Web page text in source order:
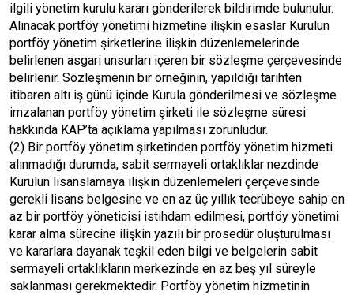
ilgili yönetim kurulu kararı gönderilerek bildirimde bulunulur.
Alınacak portföy yönetimi hizmetine ilişkin esaslar Kurulun
portföy yönetim şirketlerine ilişkin düzenlemelerinde
belirlenen asgari unsurları içeren bir sözleşme çerçevesinde
belirlenir. Sözleşmenin bir örneğinin, yapıldığı tarihten
itibaren altı iş günü içinde Kurula gönderilmesi ve sözleşme
imzalanan portföy yönetim şirketi ile sözleşme süresi
hakkında KAP’ta açıklama yapılması zorunludur.
(2) Bir portföy yönetim şirketinden portföy yönetim hizmeti
alınmadığı durumda, sabit sermayeli ortaklıklar nezdinde
Kurulun lisanslamaya ilişkin düzenlemeleri çerçevesinde
gerekli lisans belgesine ve en az üç yıllık tecrübeye sahip en
az bir portföy yöneticisi istihdam edilmesi, portföy yönetimi
karar alma sürecine ilişkin yazılı bir prosedür oluşturulması
ve kararlara dayanak teşkil eden bilgi ve belgelerin sabit
sermayeli ortaklıkların merkezinde en az beş yıl süreyle
saklanması gerekmektedir. Portföy yönetim hizmetinin